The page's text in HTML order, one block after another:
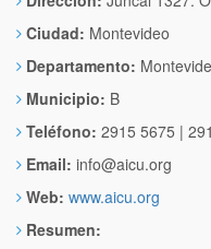
Ciudad: Montevideo
Departamento:
Municipio: B
Teléfono: 2915 5675 |
Email: info@aicu.org
Web: www.aicu.org
Resumen: